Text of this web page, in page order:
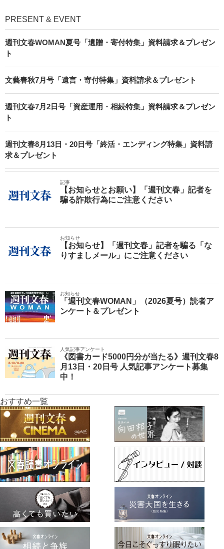
PRESENT & EVENT
週刊文春WOMAN夏号「遺贈・寄付特集」資料請求＆プレゼン
ト
文藝春秋7月号「遺言・寄付特集」資料請求＆プレゼント
週刊文春7月2日号「資産運用・相続特集」資料請求＆プレゼン
ト
週刊文春8月13日・20日号「終活・エンディング特集」資料請
求＆プレゼント
記事
【お知らせとお願い】「週刊文春」記者を
騙る詐欺行為にご注意ください
お知らせ
【お知らせ】「週刊文春」記者を騙る「な
りすましメール」にご注意ください
お知らせ
「週刊文春WOMAN」（2026夏号）読者ア
ンケート＆プレゼント
人気記事アンケート
《図書カード5000円分が当たる》週刊文春8
月13日・20日号 人気記事アンケート募集
中！
おすすめ一覧